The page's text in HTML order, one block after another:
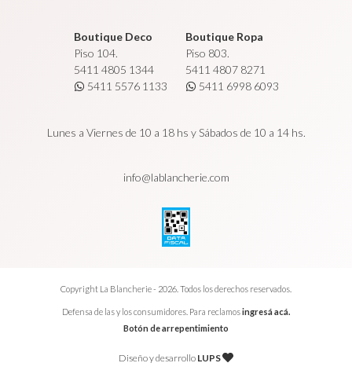
Boutique Deco
Piso 104.
5411 4805 1344
5411 5576 1133
Boutique Ropa
Piso 803.
5411 4807 8271
5411 6998 6093
Lunes a Viernes de 10 a 18 hs y Sábados de 10 a 14 hs.
info@lablancherie.com
Copyright La Blancherie - 2026. Todos los derechos reservados.
Defensa de las y los consumidores. Para reclamosingresá acá.
Botón de arrepentimiento
Diseño y desarrollo LUPS